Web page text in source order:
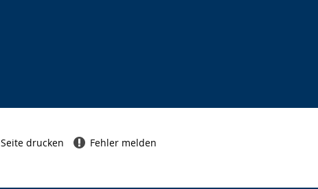
Seite drucken Fehler melden